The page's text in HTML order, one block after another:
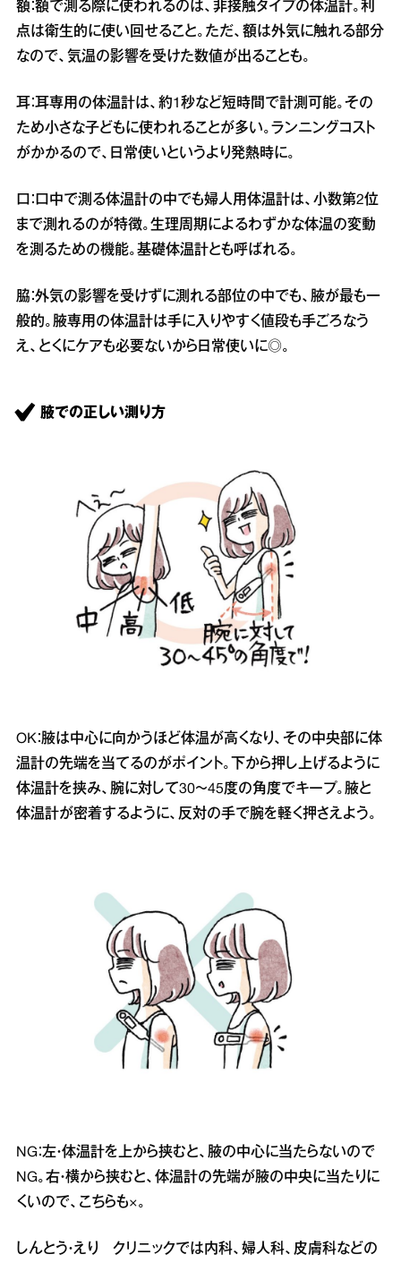
額：額で測る際に使われるのは、非接触タイプの体温計。利
点は衛生的に使い回せること。ただ、額は外気に触れる部分
なので、気温の影響を受けた数値が出ることも。
耳：耳専用の体温計は、約1秒など短時間で計測可能。その
ため小さな子どもに使われることが多い。ランニングコスト
がかかるので、日常使いというより発熱時に。
口：口中で測る体温計の中でも婦人用体温計は、小数第2位
まで測れるのが特徴。生理周期によるわずかな体温の変動
を測るための機能。基礎体温計とも呼ばれる。
脇：外気の影響を受けずに測れる部位の中でも、腋が最も一
般的。腋専用の体温計は手に入りやすく値段も手ごろなう
え、とくにケアも必要ないから日常使いに◎。
腋での正しい測り方
OK：腋は中心に向かうほど体温が高くなり、その中央部に体
温計の先端を当てるのがポイント。下から押し上げるように
体温計を挟み、腕に対して30～45度の角度でキープ。腋と
体温計が密着するように、反対の手で腕を軽く押さえよう。
NG：左・体温計を上から挟むと、腋の中心に当たらないので
NG。右・横から挟むと、体温計の先端が腋の中央に当たりに
くいので、こちらも×。
しんとう・えり クリニックでは内科、婦人科、皮膚科などの